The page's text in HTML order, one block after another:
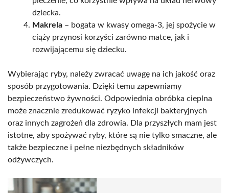
dziecka.
Makrela – bogata w kwasy omega-3, jej spożycie w
ciąży przynosi korzyści zarówno matce, jak i
rozwijającemu się dziecku.
Wybierając ryby, należy zwracać uwagę na ich jakość oraz
sposób przygotowania. Dzięki temu zapewniamy
bezpieczeństwo żywności. Odpowiednia obróbka cieplna
może znacznie zredukować ryzyko infekcji bakteryjnych
oraz innych zagrożeń dla zdrowia. Dla przyszłych mam jest
istotne, aby spożywać ryby, które są nie tylko smaczne, ale
także bezpieczne i pełne niezbędnych składników
odżywczych.